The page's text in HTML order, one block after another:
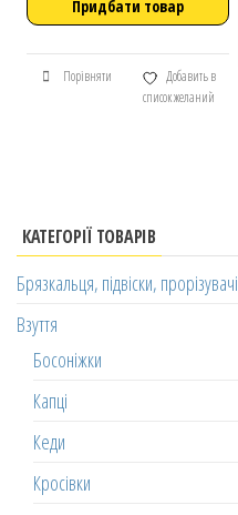
Придбати товар
Порівняти
Добавить в
список желаний
КАТЕГОРІЇ ТОВАРІВ
Брязкальця, підвіски, прорізувачі
Взуття
Босоніжки
Капці
Кеди
Кросівки